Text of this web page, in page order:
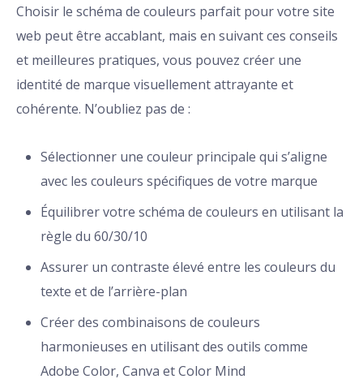
Choisir le schéma de couleurs parfait pour votre site
web peut être accablant, mais en suivant ces conseils
et meilleures pratiques, vous pouvez créer une
identité de marque visuellement attrayante et
cohérente. N’oubliez pas de :
Sélectionner une couleur principale qui s’aligne
avec les couleurs spécifiques de votre marque
Équilibrer votre schéma de couleurs en utilisant la
règle du 60/30/10
Assurer un contraste élevé entre les couleurs du
texte et de l’arrière-plan
Créer des combinaisons de couleurs
harmonieuses en utilisant des outils comme
Adobe Color, Canva et Color Mind